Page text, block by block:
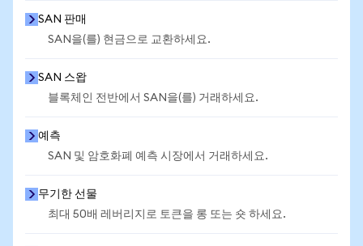
SAN 판매
SAN을(를) 현금으로 교환하세요.
SAN 스왑
블록체인 전반에서 SAN을(를) 거래하세요.
예측
SAN 및 암호화폐 예측 시장에서 거래하세요.
무기한 선물
최대 50배 레버리지로 토큰을 롱 또는 숏 하세요.